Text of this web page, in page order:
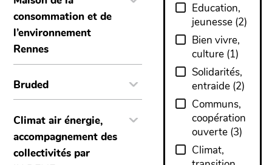
Education,
jeunesse (2)
Bien vivre,
culture (1)
Solidarités,
entraide (2)
Communs,
coopération
ouverte (3)
Climat,
consommation et de
l’environnement
Rennes
Bruded
Climat air énergie,
accompagnement des
collectivités par